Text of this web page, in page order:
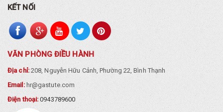
KẾT NỐI
VĂN PHÒNG ĐIỀU HÀNH
Địa chỉ:208, Nguyễn Hữu Cảnh, Phường 22, Bình Thạnh
Email:hr@gastute.com
Điện thoại:0943789600